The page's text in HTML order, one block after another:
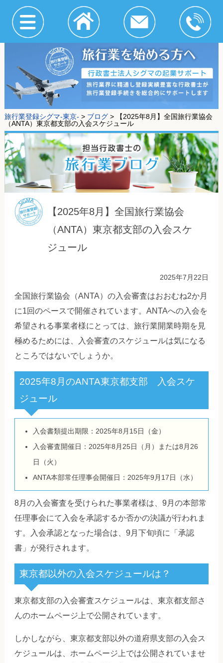
旅行業登録シグマ-東京- > ブログ>
【2025年8月】全国旅行業協会
（ANTA）東京都支部の入会スケジュール
【2025年8月】全国旅行業協会
（ANTA）東京都支部の入会スケ
ジュール
2025年7月22日
全国旅行業協会（ANTA）の入会審査はおおむね2か月
に1回のペースで開催されています。ANTAへの入会を
希望される事業者様にとっては、旅行業開業時期を見
極めるためには、入会審査のスケジュールは気になる
ところではないでしょうか。
2025年8月のANTA東京都支部 入会スケ
ジュール
入会書類提出期限：2025年8月15日（金）
入会審査開催日：2025年8月25日（月）または8月26
日（火）
ANTA本部常任理事会開催日：2025年9月17日（水）
8月の入会審査を受けられた事業者様は、9月の本部常
任理事会にて入会を承認するか否かの決議が行われま
す。入会承認となった場合は、9月下旬頃に「承認
書」が発行されます。
東京都以外の入会スケジュールは？
東京都支部の入会審査スケジュールは、東京都支部さ
んのホームページ上で公開されています。
しかしながら、東京都支部以外の道府県支部の入会ス
ケジュールは、ホームページ上では公開されていませ